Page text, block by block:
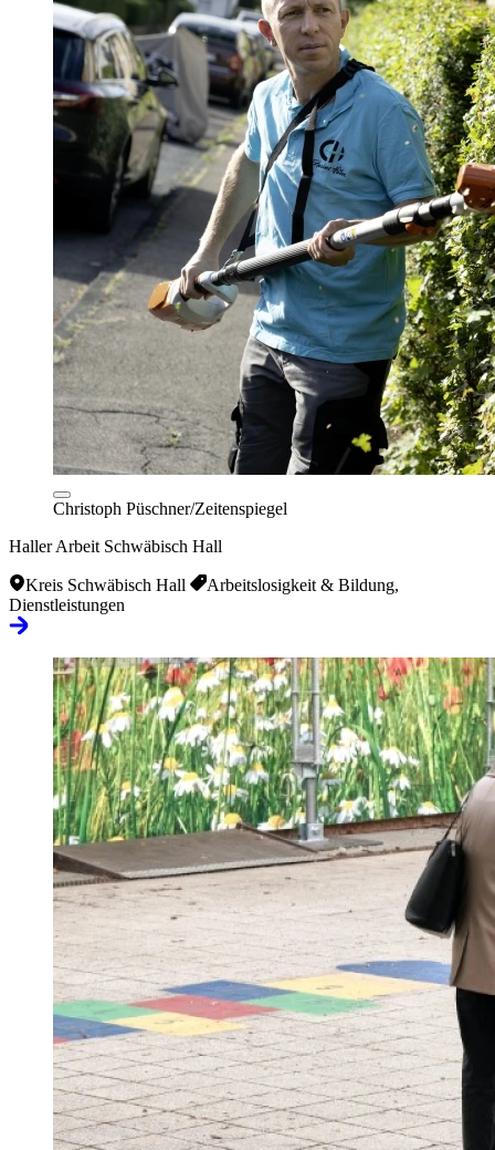
Christoph Püschner/Zeitenspiegel
Haller Arbeit Schwäbisch Hall
Kreis Schwäbisch Hall
Arbeitslosigkeit & Bildung,
Dienstleistungen